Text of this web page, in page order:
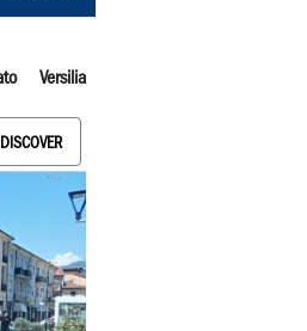
Versilia
DISCOVER